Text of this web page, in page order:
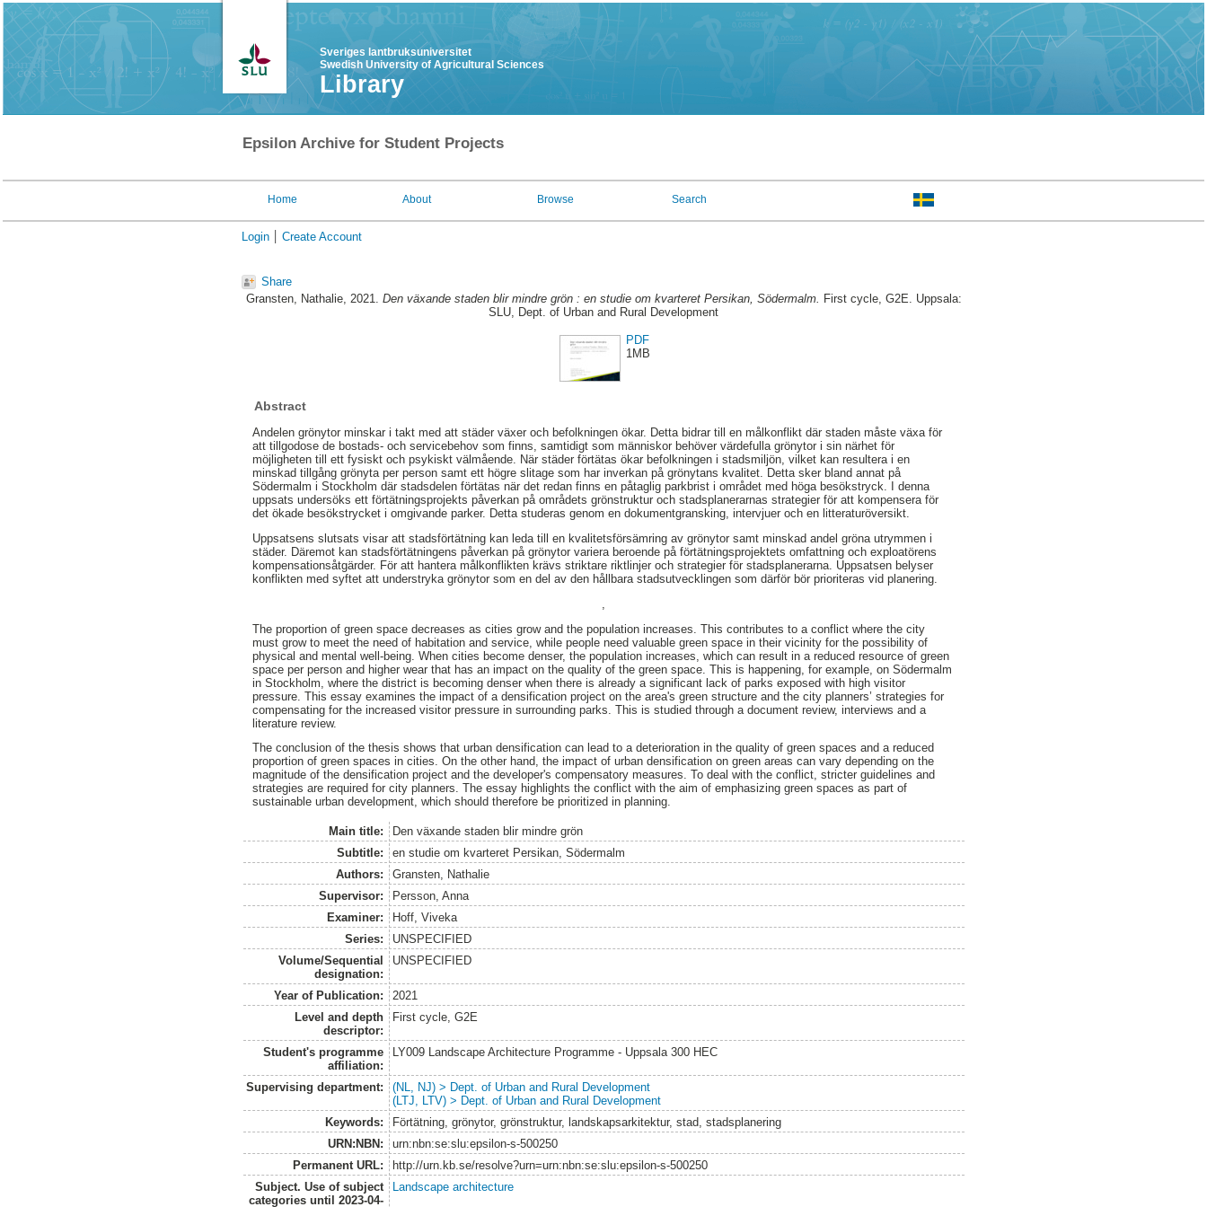
Sveriges lantbruksuniversitet
Swedish University of Agricultural Sciences
Library
Epsilon Archive for Student Projects
Home About Browse Search
Login Create Account
Share
Gransten, Nathalie, 2021. Den växande staden blir mindre grön : en studie om kvarteret Persikan, Södermalm. First cycle, G2E. Uppsala:
SLU, Dept. of Urban and Rural Development
PDF
1MB
Abstract
Andelen grönytor minskar i takt med att städer växer och befolkningen ökar. Detta bidrar till en målkonflikt där staden måste växa för
att tillgodose de bostads- och servicebehov som finns, samtidigt som människor behöver värdefulla grönytor i sin närhet för
möjligheten till ett fysiskt och psykiskt välmående. När städer förtätas ökar befolkningen i stadsmiljön, vilket kan resultera i en
minskad tillgång grönyta per person samt ett högre slitage som har inverkan på grönytans kvalitet. Detta sker bland annat på
Södermalm i Stockholm där stadsdelen förtätas när det redan finns en påtaglig parkbrist i området med höga besökstryck. I denna
uppsats undersöks ett förtätningsprojekts påverkan på områdets grönstruktur och stadsplanerarnas strategier för att kompensera för
det ökade besökstrycket i omgivande parker. Detta studeras genom en dokumentgransking, intervjuer och en litteraturöversikt.
Uppsatsens slutsats visar att stadsförtätning kan leda till en kvalitetsförsämring av grönytor samt minskad andel gröna utrymmen i
städer. Däremot kan stadsförtätningens påverkan på grönytor variera beroende på förtätningsprojektets omfattning och exploatörens
kompensationsåtgärder. För att hantera målkonflikten krävs striktare riktlinjer och strategier för stadsplanerarna. Uppsatsen belyser
konflikten med syftet att understryka grönytor som en del av den hållbara stadsutvecklingen som därför bör prioriteras vid planering.
The proportion of green space decreases as cities grow and the population increases. This contributes to a conflict where the city
must grow to meet the need of habitation and service, while people need valuable green space in their vicinity for the possibility of
physical and mental well-being. When cities become denser, the population increases, which can result in a reduced resource of green
space per person and higher wear that has an impact on the quality of the green space. This is happening, for example, on Södermalm
in Stockholm, where the district is becoming denser when there is already a significant lack of parks exposed with high visitor
pressure. This essay examines the impact of a densification project on the area's green structure and the city planners’ strategies for
compensating for the increased visitor pressure in surrounding parks. This is studied through a document review, interviews and a
literature review.
The conclusion of the thesis shows that urban densification can lead to a deterioration in the quality of green spaces and a reduced
proportion of green spaces in cities. On the other hand, the impact of urban densification on green areas can vary depending on the
magnitude of the densification project and the developer's compensatory measures. To deal with the conflict, stricter guidelines and
strategies are required for city planners. The essay highlights the conflict with the aim of emphasizing green spaces as part of
sustainable urban development, which should therefore be prioritized in planning.
Main title:
Den växande staden blir mindre grön
Subtitle:
en studie om kvarteret Persikan, Södermalm
Authors:
Gransten, Nathalie
Supervisor:
Persson, Anna
Examiner:
Hoff, Viveka
Series:
UNSPECIFIED
Volume/Sequential
designation:
UNSPECIFIED
Year of Publication:
2021
Level and depth
descriptor:
First cycle, G2E
Student's programme
affiliation:
LY009 Landscape Architecture Programme - Uppsala 300 HEC
Supervising department:
(NL, NJ) > Dept. of Urban and Rural Development
(LTJ, LTV) > Dept. of Urban and Rural Development
Keywords:
Förtätning, grönytor, grönstruktur, landskapsarkitektur, stad, stadsplanering
URN:NBN:
urn:nbn:se:slu:epsilon-s-500250
Permanent URL:
http://urn.kb.se/resolve?urn=urn:nbn:se:slu:epsilon-s-500250
Subject. Use of subject
categories until 2023-04-
Landscape architecture